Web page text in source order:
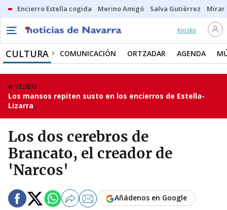
Encierro Estella cogida Merino Amigó Salva Gutiérrez Mirar
Kiosko
CULTURA COMUNICACIÓN ORTZADAR AGENDA
VÍDEO
Los mansos repiten susto en los encierros de Estella-
Lizarra
Los dos cerebros de
Brancato, el creador de
'Narcos'
Añádenos en Google